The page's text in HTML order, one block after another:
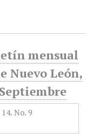
mensual
Nuevo León,